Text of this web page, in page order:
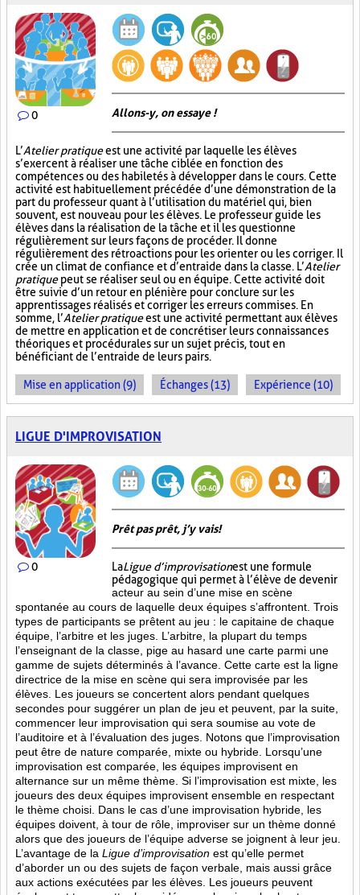
0 Allons-y, on essaye !
L’Atelier pratiqueest une activité par laquelle les élèves
s’exercent à réaliser une tâche ciblée en fonction des
compétences ou des habiletés à développer dans le cours. Cette
activité est habituellement précédée d’une démonstration de la
part du professeur quant à l’utilisation du matériel qui, bien
souvent, est nouveau pour les élèves. Le professeur guide les
élèves dans la réalisation de la tâche et il les questionne
régulièrement sur leurs façons de procéder. Il donne
régulièrement des rétroactions pour les orienter ou les corriger. Il
crée un climat de confiance et d’entraide dans la classe. L’Atelier
pratiquepeut se réaliser seul ou en équipe. Cette activité doit
être suivie d’un retour en plénière pour conclure sur les
apprentissages réalisés et corriger les erreurs commises. En
somme, l’Atelier pratiqueest une activité permettant aux élèves
de mettre en application et de concrétiser leurs connaissances
théoriques et procédurales sur un sujet précis, tout en
bénéficiant de l’entraide de leurs pairs.
Mise en application (9) Échanges (13) Expérience (10)
LIGUE D'IMPROVISATION
0
Prêt pas prêt, j’y vais!
LaLigue d’improvisationest une formule
pédagogique qui permet à l’élève de devenir
acteur au sein d’une mise en scène
spontanée au cours de laquelle deux équipes s’affrontent. Trois
types de participants se prêtent au jeu : le capitaine de chaque
équipe, l’arbitre et les juges. L’arbitre, la plupart du temps
l’enseignant de la classe, pige au hasard une carte parmi une
gamme de sujets déterminés à l’avance. Cette carte est la ligne
directrice de la mise en scène qui sera improvisée par les
élèves. Les joueurs se concertent alors pendant quelques
secondes pour suggérer un plan de jeu et peuvent, par la suite,
commencer leur improvisation qui sera soumise au vote de
l’auditoire et à l’évaluation des juges. Notons que l’improvisation
peut être de nature comparée, mixte ou hybride. Lorsqu’une
improvisation est comparée, les équipes improvisent en
alternance sur un même thème. Si l’improvisation est mixte, les
joueurs des deux équipes improvisent ensemble en respectant
le thème choisi. Dans le cas d’une improvisation hybride, les
équipes doivent, à tour de rôle, improviser sur un thème donné
alors que des joueurs de l’équipe adverse se joignent à leur jeu.
L’avantage de la Ligue d’improvisation est qu’elle permet
d’aborder un ou des sujets de façon verbale, mais aussi grâce
aux actions exécutées par les élèves. Les joueurs peuvent